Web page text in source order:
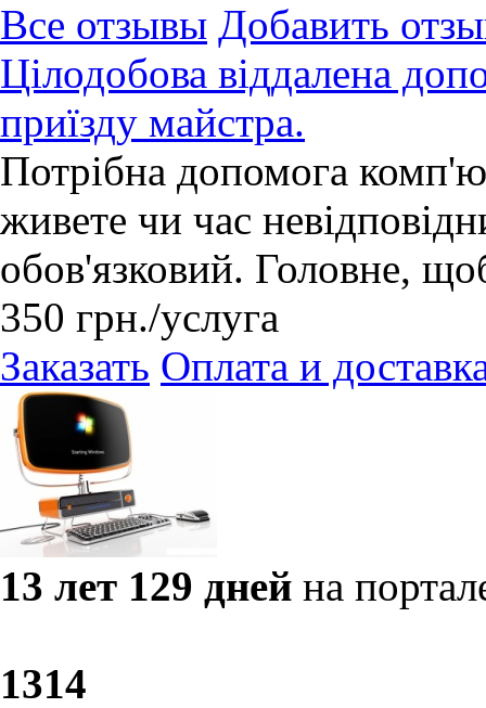
Все отзывы Добавить
Цілодобова віддалена
приїзду майстра.
Потрібна допомога
живете чи час
обов'язковий. Головне,
350 грн./услуга
Заказать Оплата и
13 лет 129 дней на
1314